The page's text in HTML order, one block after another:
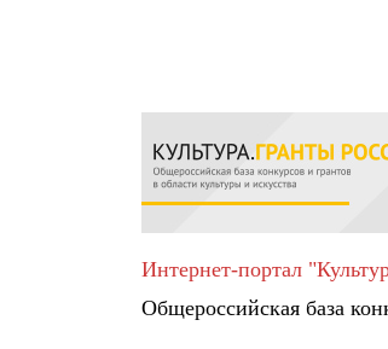
Интернет-портал
Общероссийская база